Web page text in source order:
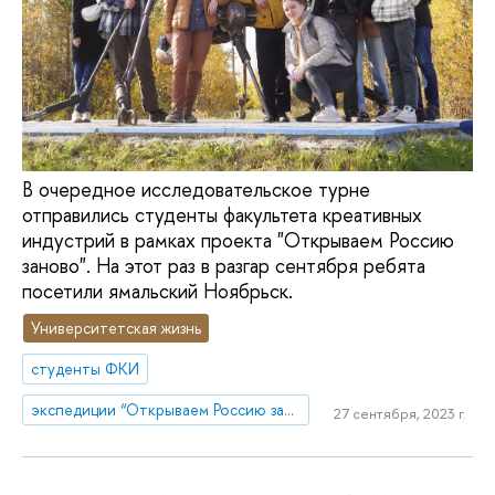
В очередное исследовательское турне
отправились студенты факультета креативных
индустрий в рамках проекта "Открываем Россию
заново". На этот раз в разгар сентября ребята
посетили ямальский Ноябрьск.
Университетская жизнь
студенты ФКИ
экспедиции “Открываем Россию заново”
27 сентября, 2023 г.